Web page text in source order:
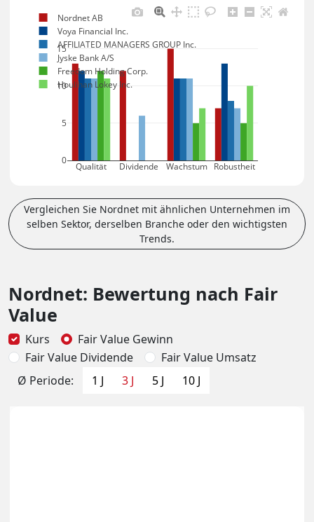
Qualität Dividende Wachstum Robustheit
0
5
10
15
Nordnet AB
Voya Financial Inc.
AFFILIATED MANAGERS GROUP Inc.
Jyske Bank A/S
Freedom Holding Corp.
Houlihan Lokey Inc.
Vergleichen Sie Nordnet mit ähnlichen Unternehmen im
selben Sektor, derselben Branche oder den wichtigsten
Trends.
Nordnet: Bewertung nach Fair
Value
Kurs
Fair Value Gewinn
Fair Value Dividende
Fair Value Umsatz
Ø Periode:
1 J 3 J 5 J 10 J